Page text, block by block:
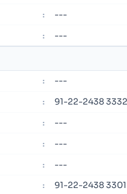
: ---
: ---
: ---
: 91-22-2438 3332
: ---
: ---
: ---
: 91-22-2438 3301